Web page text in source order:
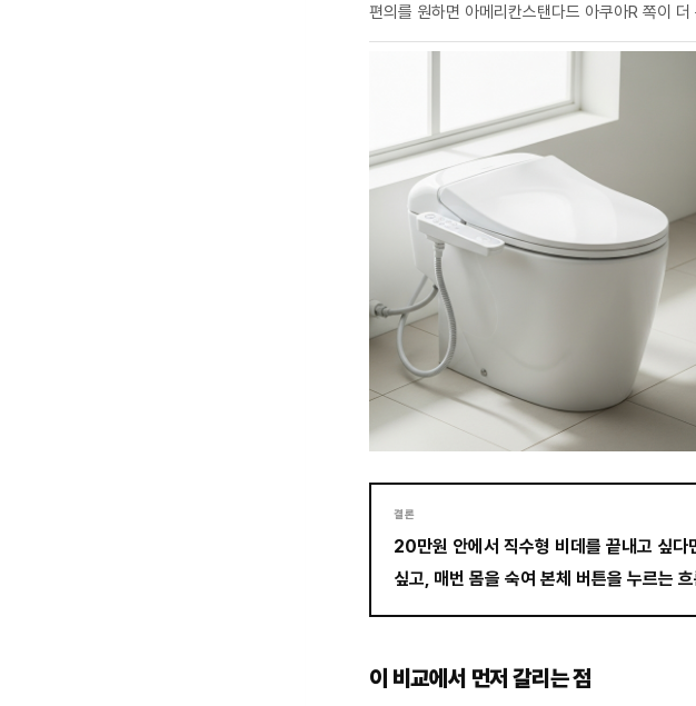
편의를 원하면 아메리칸스탠다드 아쿠아R 쪽이 더
결론
20만원 안에서 직수형 비데를 끝내고 싶다
싶고, 매번 몸을 숙여 본체 버튼을 누르는
이 비교에서 먼저 갈리는 점